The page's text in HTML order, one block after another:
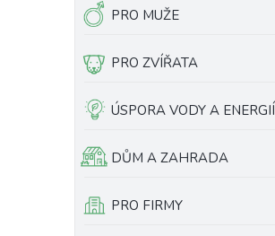
PRO MUŽE
PRO ZVÍŘATA
ÚSPORA VODY A ENERGIÍ
DŮM A ZAHRADA
PRO FIRMY